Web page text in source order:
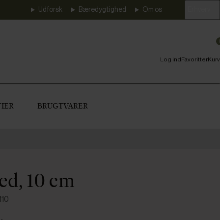
Udforsk Bæredygtighed Om os
Log indFavoritterKurv
BRUGTVARER
10 cm